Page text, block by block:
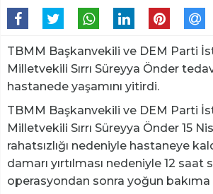
TBMM Başkanvekili ve DEM Parti
Milletvekili Sırrı Süreyya Önder
hastanede yaşamını yitirdi.
TBMM Başkanvekili ve DEM Parti
Milletvekili Sırrı Süreyya Önder 15
rahatsızlığı nedeniyle hastaneye
damarı yırtılması nedeniyle 12 saat
operasyondan sonra yoğun bakıma